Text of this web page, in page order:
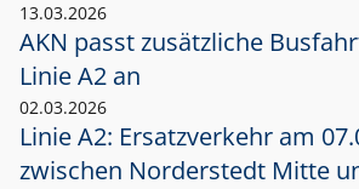
13.03.2026
AKN passt zusätzliche
Linie A2 an
02.03.2026
Linie A2: Ersatzverkehr am
zwischen Norderstedt Mitte